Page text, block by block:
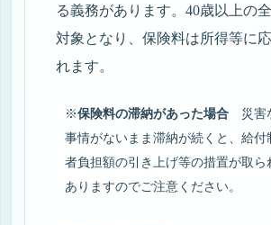
る義務があります。40歳以上の
対象となり、保険料は所得等に
れます。
※保険料の滞納があった場合 災害
事情がないまま滞納が続くと、給付
者負担額の引き上げ等の措置が取ら
ありますのでご注意ください。